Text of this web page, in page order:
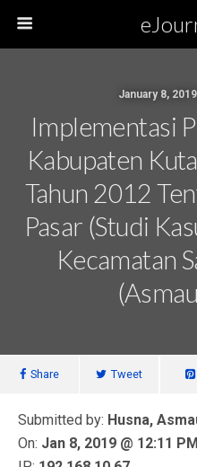
January 8,
Implementasi
Kabupaten
Tahun 2012
Pasar (Studi
Kecamatan
Share Tweet
Submitted by: Husna,
On: Jan 8, 2019 @ 12:11 PM